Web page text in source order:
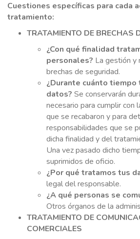
Cuestiones específicas para cada
tratamiento:
TRATAMIENTO DE BRECHAS
¿Con qué finalidad
personales? La gestión y
brechas de seguridad.
¿Durante cuánto
datos? Se conservarán
necesario para cumplir con
que se recabaron y para
responsabilidades que se
dicha finalidad y del
Una vez pasado dicho
suprimidos de oficio.
¿Por qué tratamos tus
legal del responsable.
¿A qué personas se
Otros órganos de la
TRATAMIENTO DE
COMERCIALES